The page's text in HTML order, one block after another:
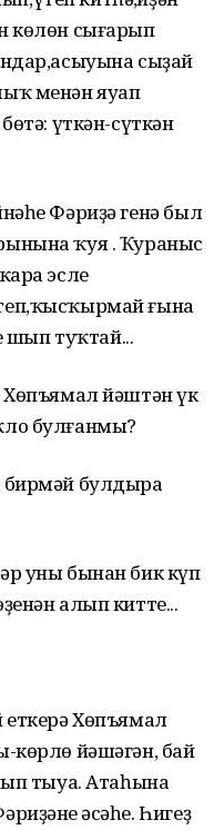
көлөн сығарып
сыҙай
менән яуап
үткән-сүткән
Фәриҙә генә был
ҡуя . Ҡураныс
эсле
ғына
шып туҡтай...
Хөпъямал йәштән үк
булғанмы?
бирмәй булдыра
уны бынан бик күп
алып китте...
Хөпъямал
көрлө йәшәгән, бай
тыуа. Атаһына
әсәһе. Һигеҙ